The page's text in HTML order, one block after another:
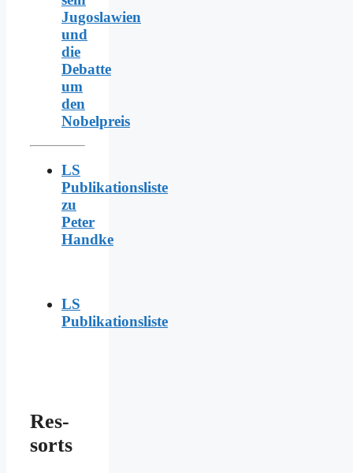
Jugoslawien
und
die
Debatte
um
den
Nobelpreis
LS
Publikationsliste
zu
Peter
Handke
LS
Publikationsliste
Res­
sorts